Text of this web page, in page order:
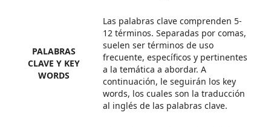
PALABRAS
CLAVE Y KEY
WORDS
Las palabras clave comprenden 5-
12 términos. Separadas por comas,
suelen ser términos de uso
frecuente, específicos y pertinentes
a la temática a abordar. A
continuación, le seguirán los key
words, los cuales son la traducción
al inglés de las palabras clave.